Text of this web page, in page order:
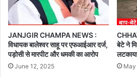
JANJGIR CHAMPA NEWS :
विधायक बालेश्वर साहू पर एफआईआर दर्ज,
पड़ोसी से मारपीट और धमकी का आरोप
June 12, 2025
बेटे ने
May